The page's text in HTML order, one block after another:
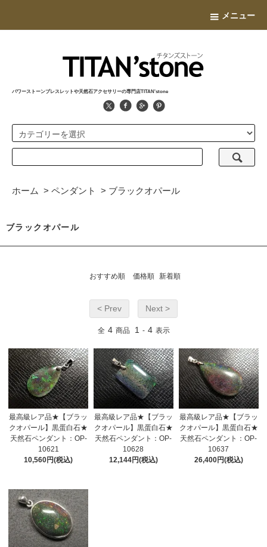
メニュー
パワーストーンブレスレットや天然石アクセサリーの専門店TITAN'stone
ホーム > ペンダント > ブラックオパール
ブラックオパール
おすすめ順 価格順 新着順
< Prev Next >
全 4 商品 1 - 4 表示
最高級レア品★【ブラッ
クオパール】黒蛋白石★
天然石ペンダント：OP-
10621
10,560円(税込)
最高級レア品★【ブラッ
クオパール】黒蛋白石★
天然石ペンダント：OP-
10628
12,144円(税込)
最高級レア品★【ブラッ
クオパール】黒蛋白石★
天然石ペンダント：OP-
10637
26,400円(税込)